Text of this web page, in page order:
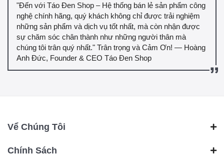
"Đến với Táo Đen Shop – Hệ thống bán lẻ sản phẩm công
nghệ chính hãng, quý khách không chỉ được trải nghiệm
những sản phẩm và dịch vụ tốt nhất, mà còn nhận được
sự chăm sóc chân thành như những người thân mà
chúng tôi trân quý nhất." Trân trọng và Cảm Ơn! — Hoàng
Anh Đức, Founder & CEO Táo Đen Shop
Vể Chúng Tôi
Chính Sách